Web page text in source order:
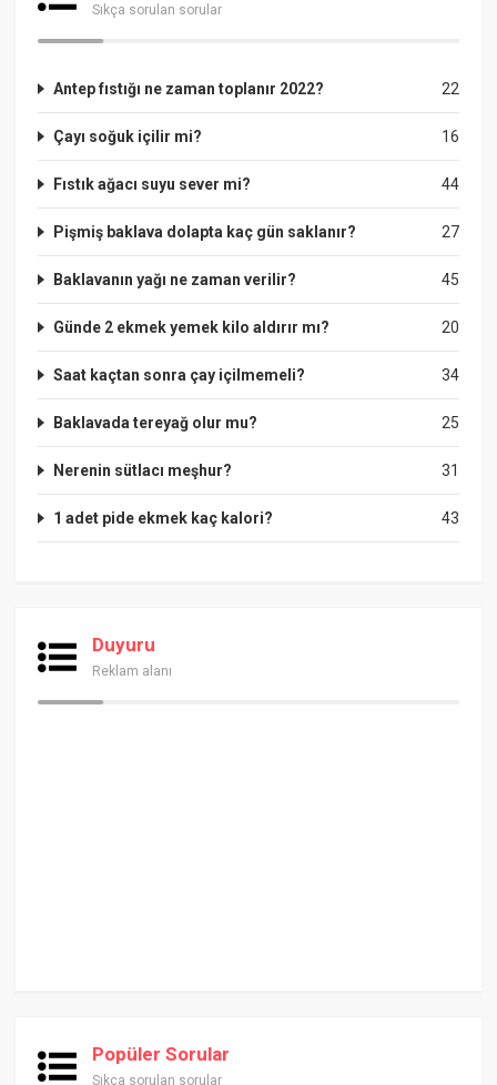
Sıkça sorulan sorular
22
Antep fıstığı ne zaman toplanır 2022?
16
Çayı soğuk içilir mi?
44
Fıstık ağacı suyu sever mi?
27
Pişmiş baklava dolapta kaç gün saklanır?
45
Baklavanın yağı ne zaman verilir?
20
Günde 2 ekmek yemek kilo aldırır mı?
34
Saat kaçtan sonra çay içilmemeli?
25
Baklavada tereyağ olur mu?
31
Nerenin sütlacı meşhur?
43
1 adet pide ekmek kaç kalori?
Duyuru
Reklam alanı
Popüler Sorular
Sıkça sorulan sorular